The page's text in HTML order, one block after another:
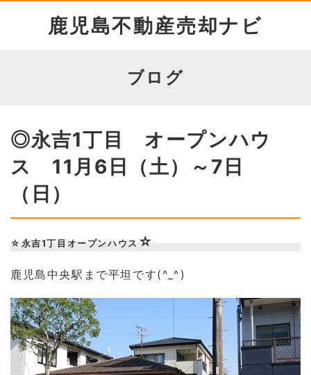
鹿児島不動産売却ナビ
ブログ
◎永吉1丁目 オープンハウ
ス 11月6日（土）～7日
（日）
☆永吉1丁目オープンハウス ☆
鹿児島中央駅まで平坦です(^_^)